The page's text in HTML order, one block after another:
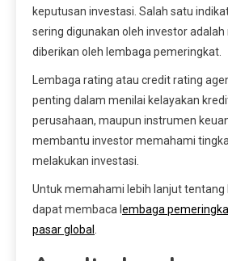
keputusan investasi. Salah satu
sering digunakan oleh investor
diberikan oleh lembaga pemeringkat.
Lembaga rating atau credit rating
penting dalam menilai kelayakan
perusahaan, maupun instrumen
membantu investor memahami
melakukan investasi.
Untuk memahami lebih lanjut tentang
dapat membaca l embaga
pasar global